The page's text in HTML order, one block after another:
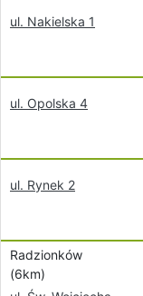
ul. Nakielska 1
ul. Opolska 4
ul. Rynek 2
Radzionków
(6km)